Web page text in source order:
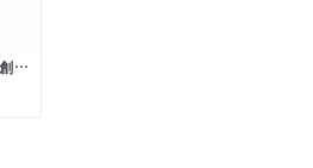
７日でできるキャラクター創作入門